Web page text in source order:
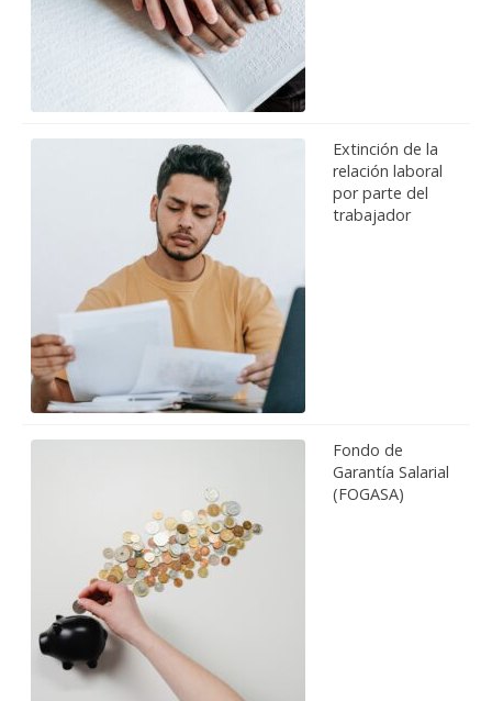
Extinción de la
relación laboral
por parte del
trabajador
Fondo de
Garantía Salarial
(FOGASA)